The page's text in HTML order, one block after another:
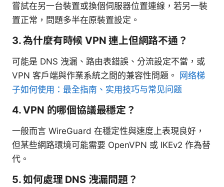
嘗試在另一台裝置或換個伺服器位置連線，若另一裝
置正常，問題多半在原裝置設定。
3. 為什麼有時候 VPN 連上但網路不通？
可能是 DNS 洩漏、路由表錯誤、分流設定不當，或
VPN 客戶端與作業系統之間的兼容性問題。 网络梯
子如何使用：最全指南、实用技巧与常见问题
4. VPN 的哪個協議最穩定？
一般而言 WireGuard 在穩定性與速度上表現良好，
但某些網路環境可能需要 OpenVPN 或 IKEv2 作為替
代。
5. 如何處理 DNS 洩漏問題？